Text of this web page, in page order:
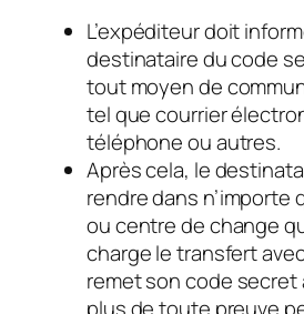
L’expéditeur doit
destinataire du code
tout moyen de
tel que courrier
téléphone ou autres.
Après cela, le
rendre dans n’importe
ou centre de change
charge le transfert
remet son code secret
plus de toute preuve